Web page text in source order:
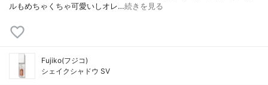
ルもめちゃくちゃ可愛いしオレ…続きを見る
Fujiko(フジコ)
シェイクシャドウ SV